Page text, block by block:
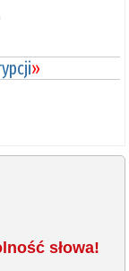
»
słowa!